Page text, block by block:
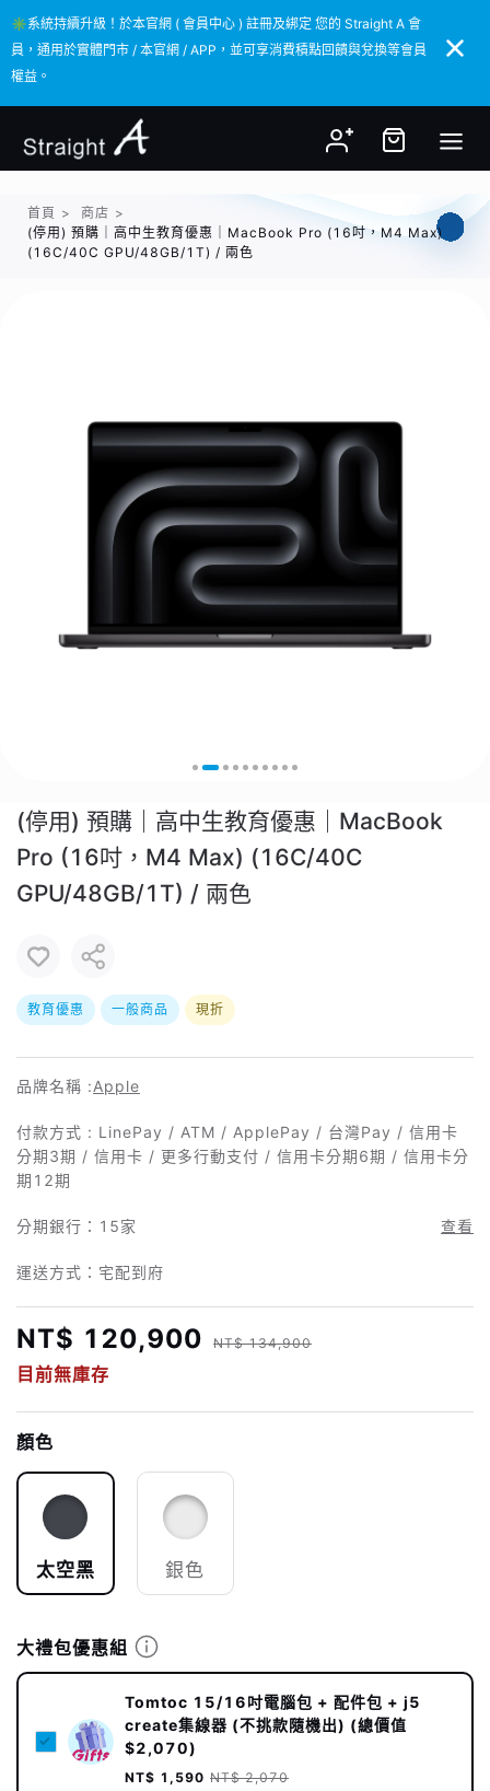
✳️系統持續升級！於本官網 ( 會員中心 ) 註冊及綁定 您的 Straight A 會
員，通用於實體門市 / 本官網 / APP，並可享消費積點回饋與兌換等會員
權益。
✳️系統持續升級！於本官網 ( 會員中心 ) 註冊及綁定 您的 Straight A 會
員，通用於實體門市 / 本官網 / APP，並可享消費積點回饋與兌換等會員
權益。
首頁 > 商店 >
(停用) 預購｜高中生教育優惠｜MacBook Pro (16吋，M4 Max)
(16C/40C GPU/48GB/1T) / 兩色
(停用) 預購｜高中生教育優惠｜MacBook
Pro (16吋，M4 Max) (16C/40C
GPU/48GB/1T) / 兩色
教育優惠 一般商品 現折
品牌名稱 :Apple
付款方式 : LinePay / ATM / ApplePay / 台灣Pay / 信用卡
分期3期 / 信用卡 / 更多行動支付 / 信用卡分期6期 / 信用卡分
期12期
分期銀行： 15家 查看
運送方式：宅配到府
NT$ 120,900 NT$ 134,900
目前無庫存
顏色
太空黑 銀色
大禮包優惠組
Tomtoc 15/16吋電腦包 + 配件包 + j5
create集線器 (不挑款隨機出) (總價值
$2,070)
NT$ 1,590 NT$ 2,070